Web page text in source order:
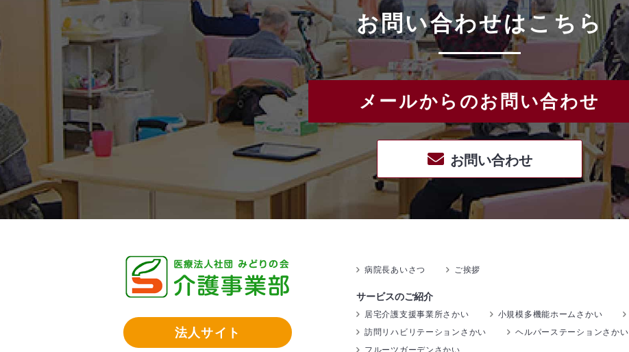
お問い合わせはこちら
メールからのお問い合わせ
お問い合わせ
法人サイト
病院長あいさつ ご挨拶
サービスのご紹介
居宅介護支援事業所さかい 小規模多機能ホームさかい
訪問リハビリテーションさかい
ヘルパーステーションさかい
フルーツガーデンさかい